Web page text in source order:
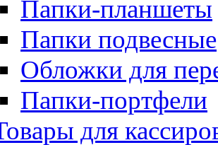
Папки-планшеты
Папки подвесные
Обложки для
Папки-портфели
для